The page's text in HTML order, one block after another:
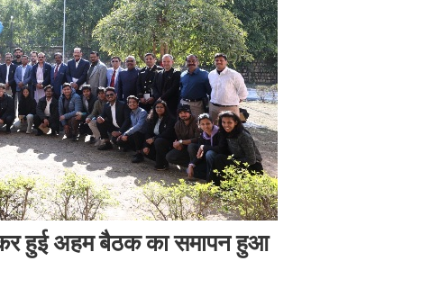
हुई अहम बैठक का समापन हुआ